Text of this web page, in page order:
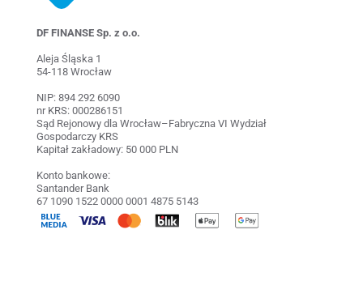
DF FINANSE Sp. z o.o.
Aleja Śląska 1
54-118 Wrocław
NIP: 894 292 6090
nr KRS: 000286151
Sąd Rejonowy dla Wrocław–Fabryczna VI Wydział
Gospodarczy KRS
Kapitał zakładowy: 50 000 PLN
Konto bankowe:
Santander Bank
67 1090 1522 0000 0001 4875 5143